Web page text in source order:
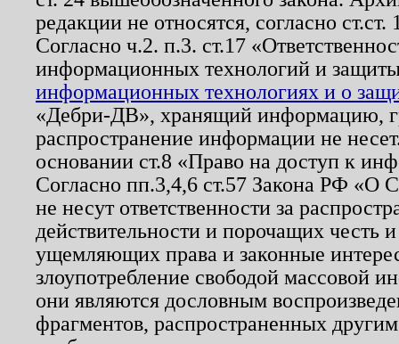
редакции не относятся, согласно
Согласно ч.2. п.3. ст.17
информационных технологий и
информационных технологиях и о
«Дебри-ДВ», хранящий информацию,
распространение информации не
основании ст.8 «Право на доступ к
Согласно пп.3,4,6 ст.57 Закона РФ «О
не несут ответственности за
действительности и порочащих честь
ущемляющих права и законные
злоупотребление свободой массовой
они являются дословным
фрагментов, распространенных